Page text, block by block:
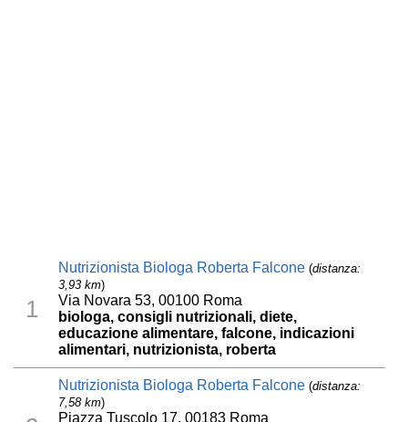
1
Nutrizionista Biologa Roberta Falcone (distanza:
3,93 km)
Via Novara 53, 00100 Roma
biologa, consigli nutrizionali, diete,
educazione alimentare, falcone, indicazioni
alimentari, nutrizionista, roberta
Nutrizionista Biologa Roberta Falcone (distanza:
7,58 km)
Piazza Tuscolo 17, 00183 Roma